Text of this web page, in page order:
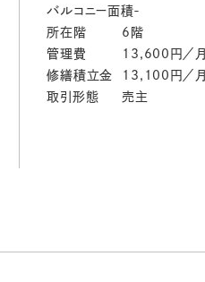
バルコニー面積-
所在階
6階
管理費
13,600円／月
修繕積立金
13,100円／月
取引形態
売主